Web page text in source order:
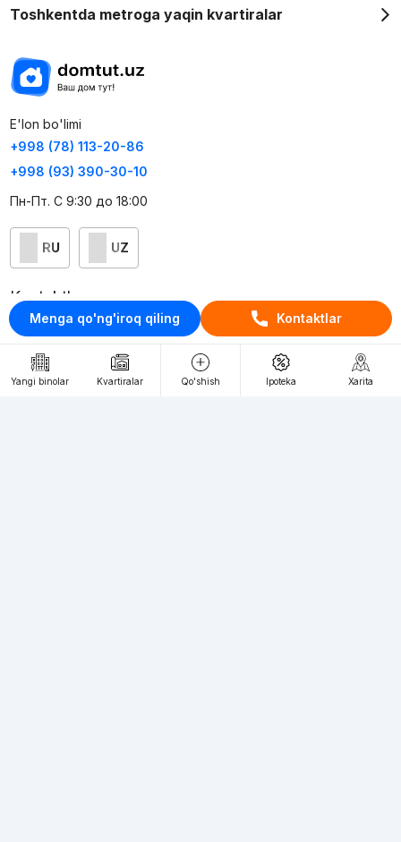
Menga qo'ng'iroq qiling Kontaktlar
Yangi binolar Kvartiralar Qo'shish Ipoteka Xarita
Toshkentda metroga yaqin kvartiralar
E'lon bo'limi
+998 (78) 113-20-86
+998 (93) 390-30-10
Пн-Пт. С 9:30 до 18:00
RU UZ
Kontaktlar
loyiha haqida
Webnow © loyihasi